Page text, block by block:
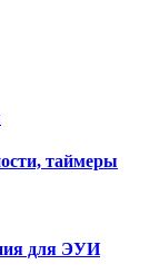
таймеры
для ЭУИ